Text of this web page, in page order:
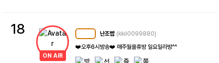
18
ON AIR
난조빱 (kkii0099880)
❤️오후6시방송❤️ 매주월욜휴방 일요일라방^^